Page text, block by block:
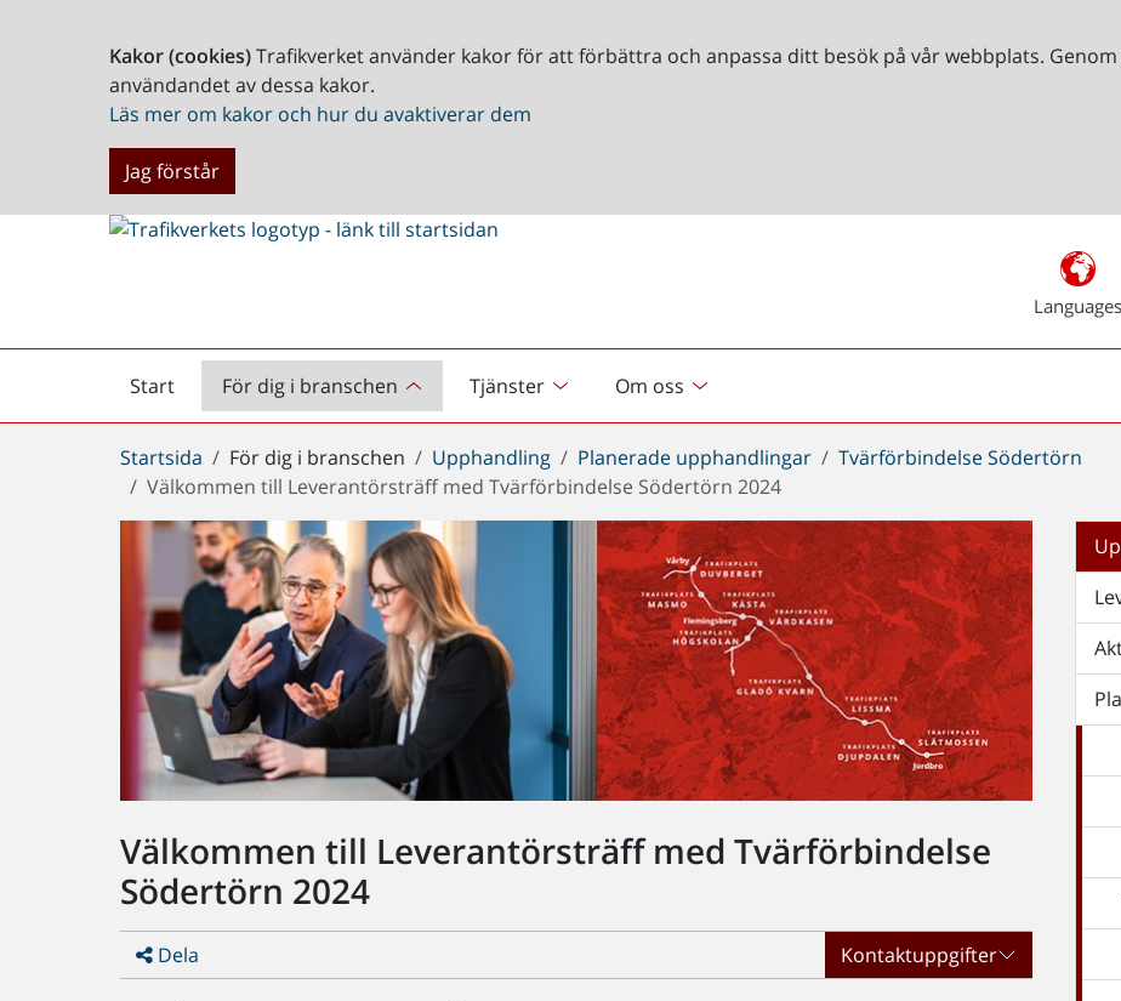
Kakor (cookies)Trafikverket använder kakor för att förbättra och anpassa ditt besök på vår webbplats.
användandet av dessa kakor.
Läs mer om kakor och hur du avaktiverar dem
Jag förstår
Languages
Start
Startsida För dig i branschen Tjänster Om oss
Du
är
här:
Startsida För dig i branschen Upphandling Planerade upphandlingar
Tvärförbindelse Södertörn
Välkommen till Leverantörsträff med Tvärförbindelse Södertörn 2024
Välkommen till Leverantörsträff med Tvärförbindelse
Södertörn 2024
Dela Kontaktuppgifter